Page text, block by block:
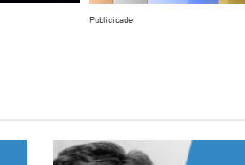
Publicidade